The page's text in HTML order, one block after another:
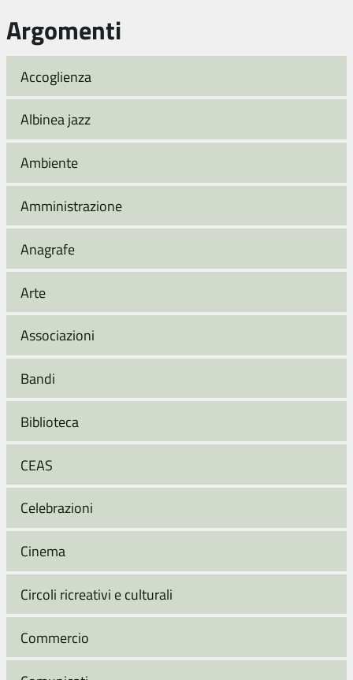
Argomenti
Accoglienza
Albinea jazz
Ambiente
Amministrazione
Anagrafe
Arte
Associazioni
Bandi
Biblioteca
CEAS
Celebrazioni
Cinema
Circoli ricreativi e culturali
Commercio